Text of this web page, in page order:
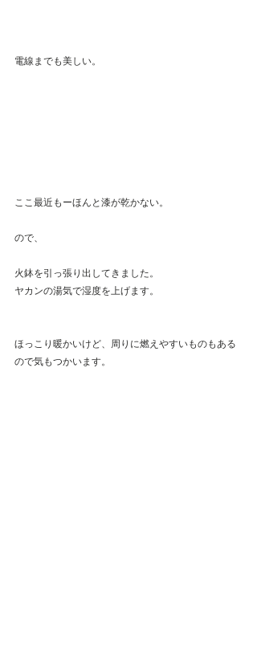
電線までも美しい。
ここ最近もーほんと漆が乾かない。
ので、
火鉢を引っ張り出してきました。
ヤカンの湯気で湿度を上げます。
ほっこり暖かいけど、周りに燃えやすいものもある
ので気もつかいます。